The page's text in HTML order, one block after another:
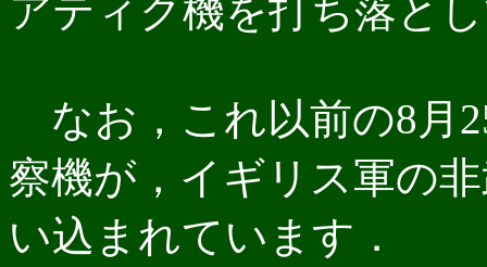
アティク機を打ち落と
なお，これ以前の8月
察機が，イギリス軍の
い込まれています．